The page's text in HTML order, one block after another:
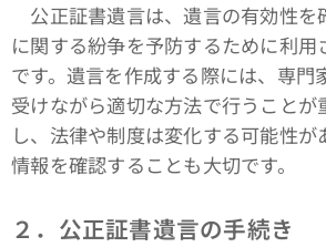
公正証書遺言は、遺言の有効性を
に関する紛争を予防するために利
です。遺言を作成する際には、専門
受けながら適切な方法で行うことが
し、法律や制度は変化する可能性
情報を確認することも大切です。
２．公正証書遺言の手続き